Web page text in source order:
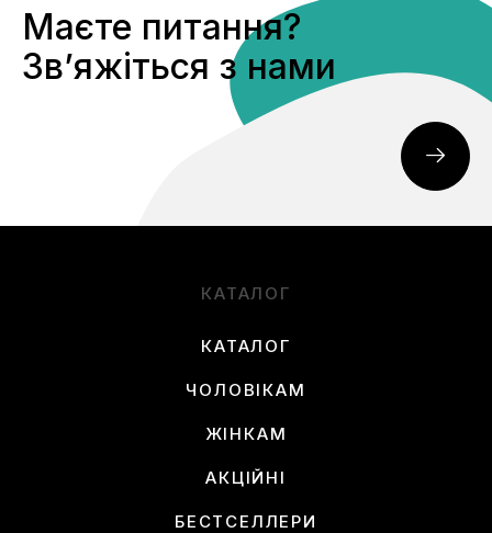
Маєте питання?
Звʼяжіться з нами
КАТАЛОГ
КАТАЛОГ
ЧОЛОВІКАМ
ЖІНКАМ
АКЦІЙНІ
БЕСТСЕЛЛЕРИ